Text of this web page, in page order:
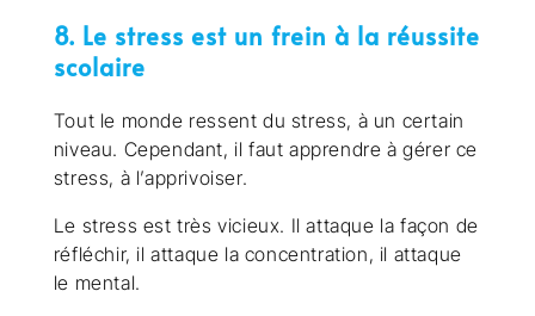
8. Le stress est un frein à la réussite
scolaire
Tout le monde ressent du stress, à un certain
niveau. Cependant, il faut apprendre à gérer ce
stress, à l’apprivoiser.
Le stress est très vicieux. Il attaque la façon de
réfléchir, il attaque la concentration, il attaque
le mental.